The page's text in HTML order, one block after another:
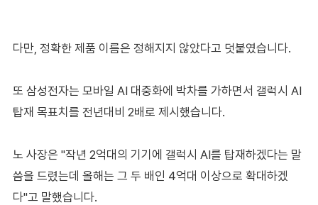
다만, 정확한 제품 이름은 정해지지 않았다고 덧붙였습니다.
또 삼성전자는 모바일 AI 대중화에 박차를 가하면서 갤럭시 AI
탑재 목표치를 전년대비 2배로 제시했습니다.
노 사장은 "작년 2억대의 기기에 갤럭시 AI를 탑재하겠다는 말
씀을 드렸는데 올해는 그 두 배인 4억대 이상으로 확대하겠
다"고 말했습니다.